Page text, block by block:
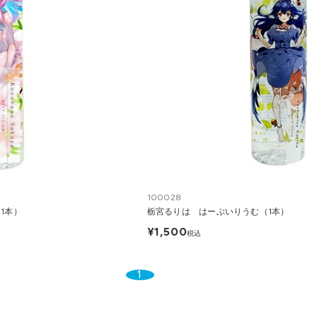
）
100028
栃宮るりは はーぶいりうむ（1本）
¥1,500税込
1